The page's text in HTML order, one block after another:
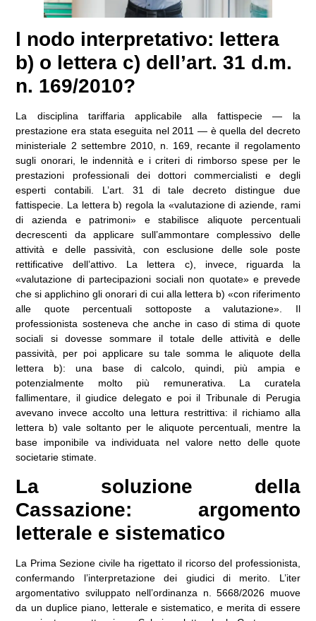
l nodo interpretativo: lettera
b) o lettera c) dell’art. 31 d.m.
n. 169/2010?
La disciplina tariffaria applicabile alla fattispecie — la
prestazione era stata eseguita nel 2011 — è quella del decreto
ministeriale 2 settembre 2010, n. 169, recante il regolamento
sugli onorari, le indennità e i criteri di rimborso spese per le
prestazioni professionali dei dottori commercialisti e degli
esperti contabili. L’art. 31 di tale decreto distingue due
fattispecie. La lettera b) regola la «valutazione di aziende, rami
di azienda e patrimoni» e stabilisce aliquote percentuali
decrescenti da applicare sull’ammontare complessivo delle
attività e delle passività, con esclusione delle sole poste
rettificative dell’attivo. La lettera c), invece, riguarda la
«valutazione di partecipazioni sociali non quotate» e prevede
che si applichino gli onorari di cui alla lettera b) «con riferimento
alle quote percentuali sottoposte a valutazione». Il
professionista sosteneva che anche in caso di stima di quote
sociali si dovesse sommare il totale delle attività e delle
passività, per poi applicare su tale somma le aliquote della
lettera b): una base di calcolo, quindi, più ampia e
potenzialmente molto più remunerativa. La curatela
fallimentare, il giudice delegato e poi il Tribunale di Perugia
avevano invece accolto una lettura restrittiva: il richiamo alla
lettera b) vale soltanto per le aliquote percentuali, mentre la
base imponibile va individuata nel valore netto delle quote
societarie stimate.
La soluzione della
Cassazione: argomento
letterale e sistematico
La Prima Sezione civile ha rigettato il ricorso del professionista,
confermando l’interpretazione dei giudici di merito. L’iter
argomentativo sviluppato nell’ordinanza n. 5668/2026 muove
da un duplice piano, letterale e sistematico, e merita di essere